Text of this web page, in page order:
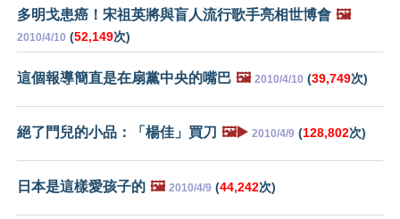
多明戈患癌！宋祖英將與盲人流行歌手亮相世博會 🖼️
2010/4/10 (52,149次)
這個報導簡直是在扇黨中央的嘴巴 🖼️ 2010/4/10 (39,749次)
絕了門兒的小品：「楊佳」買刀 🖼️▶️ 2010/4/9 (128,802次)
日本是這樣愛孩子的 🖼️ 2010/4/9 (44,242次)